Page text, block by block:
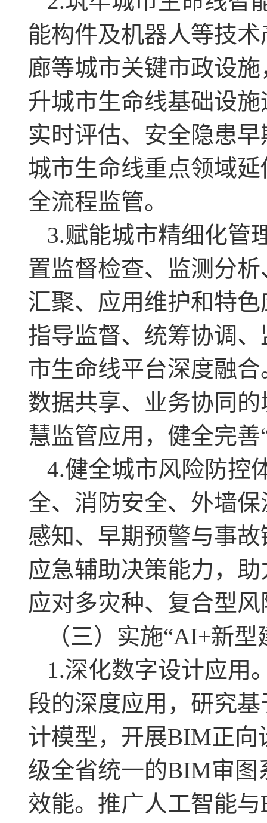
能构件及机器人等技
廊等城市关键市政设
升城市生命线基础设
实时评估、安全隐患
城市生命线重点领域
全流程监管。
3.赋能城市精细化管
置监督检查、监测分
汇聚、应用维护和特
指导监督、统筹协调
市生命线平台深度融
数据共享、业务协同
慧监管应用，健全完
4.健全城市风险防控
全、消防安全、外墙
感知、早期预警与事
应急辅助决策能力，
应对多灾种、复合型
（三）实施“AI+新型
1.深化数字设计应用
段的深度应用，研究
计模型，开展BIM正向
级全省统一的BIM审图
效能。推广人工智能